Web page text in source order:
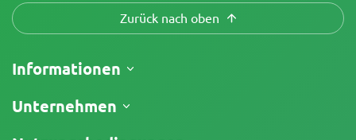
Zurück nach oben
Informationen
Versand
Unternehmen